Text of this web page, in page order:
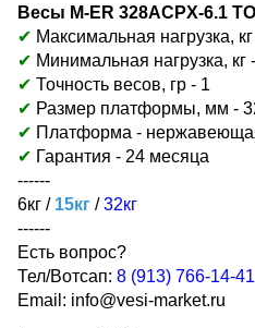
Весы M-ER 328ACPX-6.1
✔ Максимальная нагрузка,
✔ Минимальная нагрузка, кг
✔ Точность весов, гр - 1
✔ Размер платформы, мм -
✔ Платформа -
✔ Гарантия - 24 месяца
------
6кг / 15кг /32кг
------
Есть вопрос?
Тел/Вотсап: 8 (913) 766-14-41
Email: info@vesi-market.ru